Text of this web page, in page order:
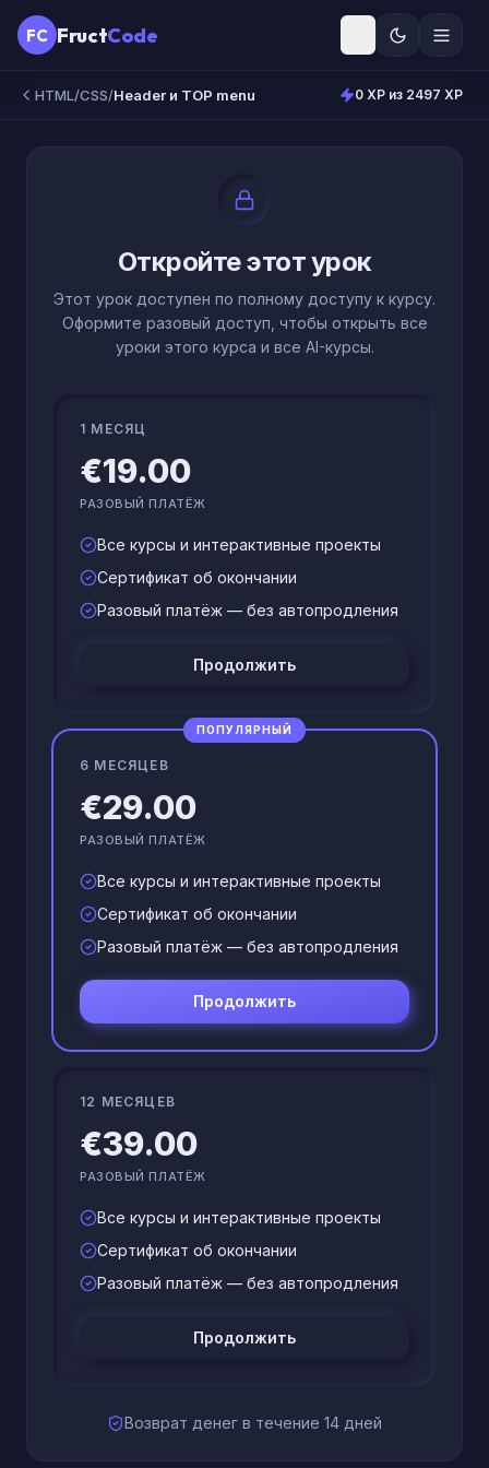
FC FructCode
HTML/CSS/Header и TOP menu 0 XP из 2497 XP
Откройте этот урок
Этот урок доступен по полному доступу к курсу.
Оформите разовый доступ, чтобы открыть все
уроки этого курса и все AI-курсы.
1 МЕСЯЦ
€19.00
РАЗОВЫЙ ПЛАТЁЖ
Все курсы и интерактивные проекты
Сертификат об окончании
Разовый платёж — без автопродления
Продолжить
ПОПУЛЯРНЫЙ
6 МЕСЯЦЕВ
€29.00
РАЗОВЫЙ ПЛАТЁЖ
Все курсы и интерактивные проекты
Сертификат об окончании
Разовый платёж — без автопродления
Продолжить
12 МЕСЯЦЕВ
€39.00
РАЗОВЫЙ ПЛАТЁЖ
Все курсы и интерактивные проекты
Сертификат об окончании
Разовый платёж — без автопродления
Продолжить
Возврат денег в течение 14 дней